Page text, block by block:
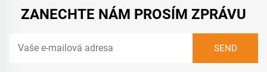
ZANECHTE NÁM PROSÍM ZPRÁVU